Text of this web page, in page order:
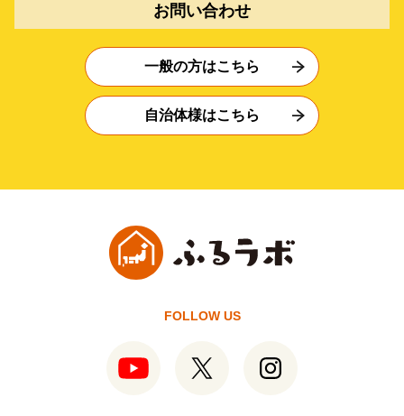
お問い合わせ
一般の方はこちら
自治体様はこちら
FOLLOW US